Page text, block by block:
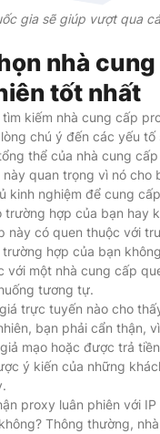
gia sẽ giúp vượt qua
nhà
tốt nhất
tìm kiếm nhà cung cấp
chú ý đến các yếu tố
thể của nhà cung
này quan trọng vì nó cho
kinh nghiệm để cung
trường hợp của bạn hay
này có quen thuộc với
hợp của bạn
với một nhà cung cấp
tương tự.
trực tuyến nào cho
bạn phải cẩn thận,
mạo hoặc được trả
ý kiến ​​của những
proxy luân phiên với
Thông thường,